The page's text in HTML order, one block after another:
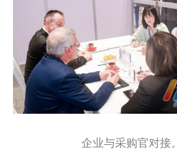
企业与采购官对接。